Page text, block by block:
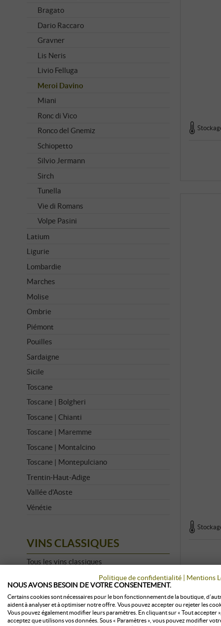
Bragato
Dario Raccaro
Gravner
Lis Neris
Livio Felluga
Meroi Davino
Miani
Ronc di Vico
Ronco del Gnemiz
Schiopetto
Silvio Jermann
Sirch
Tunella
Vie di Romans
Volpe Pasini
Latium
Ligurie
Lombardie
Marches
Molise
Ombrie
Piémont
Pouilles
Sardaigne
Sicile
Toscane
Toscane | Bolgheri
Toscane | Chianti
Toscane | Maremme
Toscane | Montalcino
Toscane | Montepulciano
Trentin-Haut-Adige
Vallée d'Aoste
Vénétie
VINS CLASSIQUES
Tous les vins classiques
Barolo
Brunello
Politique de confidentialité | Mentions
NOUS AVONS BESOIN DE VOTRE CONSENTEMENT.
Certains cookies sont nécessaires pour le bon fonctionnement de la boutique,
aident à analyser et à optimiser notre offre. Vous pouvez accepter ou rejeter les
Vous pouvez également modifier leurs paramètres. En cliquant sur « Tout accepter
acceptez que utilisons vos données. Sous « Paramètres », vous pouvez modifier